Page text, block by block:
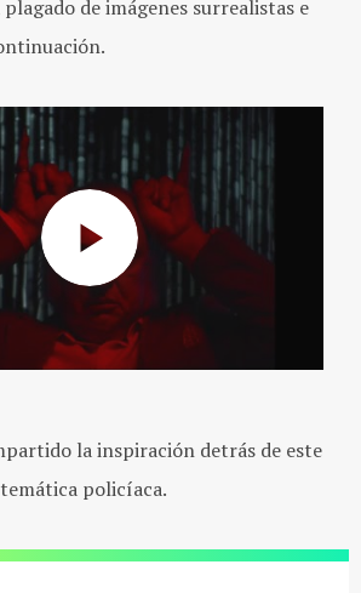
de imágenes surrealistas e
la inspiración detrás de este
policíaca.